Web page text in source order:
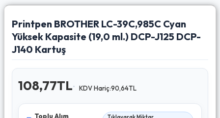
Printpen BROTHER LC-39C,985C Cyan
Yüksek Kapasite (19,0 ml.) DCP-J125 DCP-
J140 Kartuş
108,77TL KDV Hariç:90,64TL
Toplu Alım